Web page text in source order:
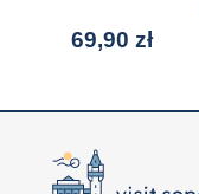
69,90 zł